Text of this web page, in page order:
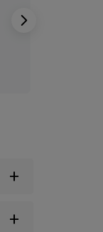
+
+
para o
para o